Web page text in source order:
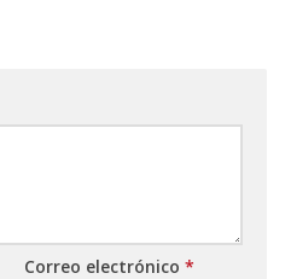
Correo electrónico *